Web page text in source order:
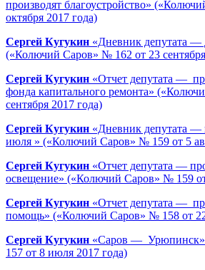
производят благоустройство»
октября 2017 года)
Сергей Кугукин «Дневник депутата —
(«Колючий Саров» № 162 от 23
Сергей Кугукин «Отчет депутата —
фонда капитального ремонта»
сентября 2017 года)
Сергей Кугукин «Дневник депутата —
июля » («Колючий Саров» № 159 от 5
Сергей Кугукин «Отчет депутата —
освещение» («Колючий Саров» № 159 от
Сергей Кугукин «Отчет депутата —
помощь» («Колючий Саров» № 158 от
Сергей Кугукин «Саров —
157 от 8 июля 2017 года)